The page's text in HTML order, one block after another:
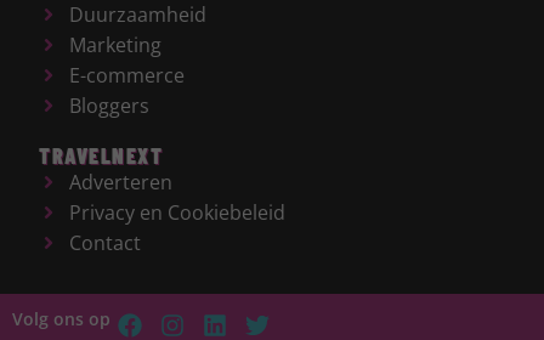
Duurzaamheid
Marketing
E-commerce
Bloggers
TRAVELNEXT
Adverteren
Privacy en Cookiebeleid
Contact
Volg ons op